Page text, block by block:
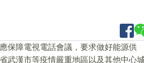
保障電視電話會議，要求做好能源供
武漢市等疫情嚴重地區以及其他中心